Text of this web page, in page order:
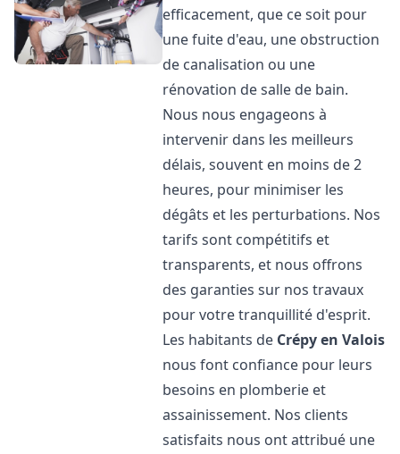
efficacement, que ce soit pour
une fuite d'eau, une obstruction
de canalisation ou une
rénovation de salle de bain.
Nous nous engageons à
intervenir dans les meilleurs
délais, souvent en moins de 2
heures, pour minimiser les
dégâts et les perturbations. Nos
tarifs sont compétitifs et
transparents, et nous offrons
des garanties sur nos travaux
pour votre tranquillité d'esprit.
Les habitants de Crépy en Valois
nous font confiance pour leurs
besoins en plomberie et
assainissement. Nos clients
satisfaits nous ont attribué une